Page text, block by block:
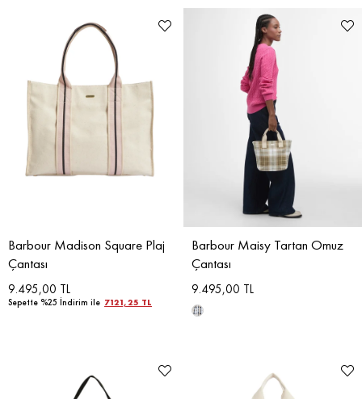
Barbour Madison Square Plaj
Çantası
9.495,00 TL
Sepette %25 İndirim ile 7121,25 TL
Barbour Maisy Tartan Omuz
Çantası
9.495,00 TL